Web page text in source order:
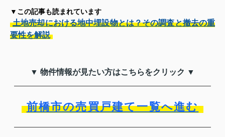
▼この記事も読まれています
土地売却における地中埋設物とは？その調査と撤去の重
要性を解説
▼ 物件情報が見たい方はこちらをクリック ▼
前橋市の売買戸建て一覧へ進む